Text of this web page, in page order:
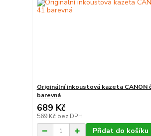
Originální inkoustová kazeta CANON
barevná
689 Kč
569 Kč bez DPH
Přidat do košíku